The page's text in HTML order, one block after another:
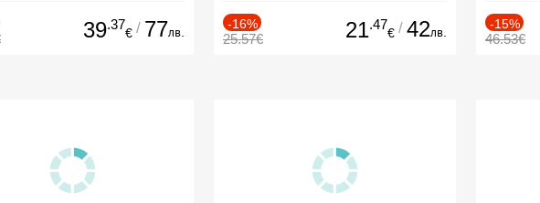
39.37
€ / 77лв.
-16%
25.57€ 21.47
€ / 42лв.
-15%
46.53€